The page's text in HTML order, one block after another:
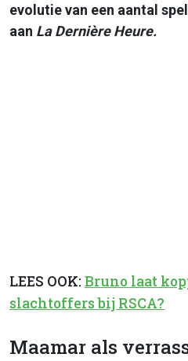
evolutie van een aantal
aan La Dernière Heure.
LEES OOK:Bruno laat
slachtoffers bij RSCA?
Maamar als